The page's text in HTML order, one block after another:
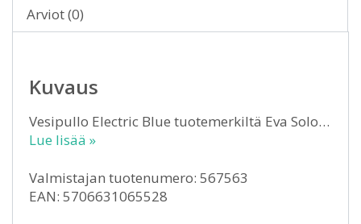
Arviot (0)
Kuvaus
Vesipullo Electric Blue tuotemerkiltä Eva Solo…
Lue lisää »
Valmistajan tuotenumero: 567563
EAN: 5706631065528